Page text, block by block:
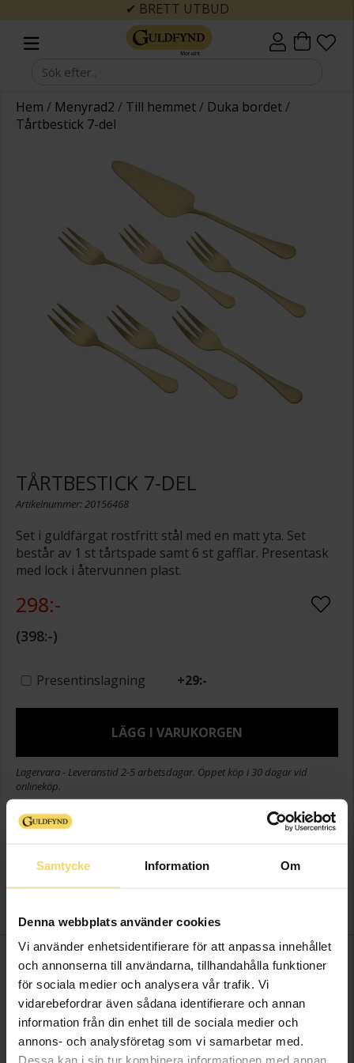
Samtycke Information Om
Denna webbplats använder cookies
Vi använder enhetsidentifierare för att anpassa innehållet
och annonserna till användarna, tillhandahålla funktioner
för sociala medier och analysera vår trafik. Vi
vidarebefordrar även sådana identifierare och annan
information från din enhet till de sociala medier och
annons- och analysföretag som vi samarbetar med.
Dessa kan i sin tur kombinera informationen med annan
✔ BRETT UTBUD
Hem / Menyrad2 / Till hemmet/ Duka bordet/
Tårtbestick 7-del
TÅRTBESTICK 7-DEL
Artikelnummer: 20156468
Set i guldfärgat rostfritt stål med en matt yta. Set
består av 1 st tårtspade samt 6 st gafflar. Presentask
med lock i återvunnen plast.
298:-
398:-
Presentinslagning +29:-
LÄGG I VARUKORGEN
Lagervara - Leveranstid 2-5 arbetsdagar. Öppet köp i 30 dagar vid
onlineköp.
Info
Varumärke
Guldfynd
Material
FINNS OCKSÅ SOM
Bästsäljare